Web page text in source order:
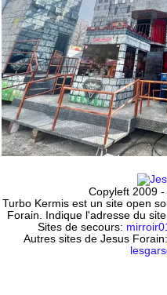
Copyleft 2009
Turbo Kermis est un site open
Forain. Indique l'adresse du
Sites de secours:
Autres sites de Jesus Forain: